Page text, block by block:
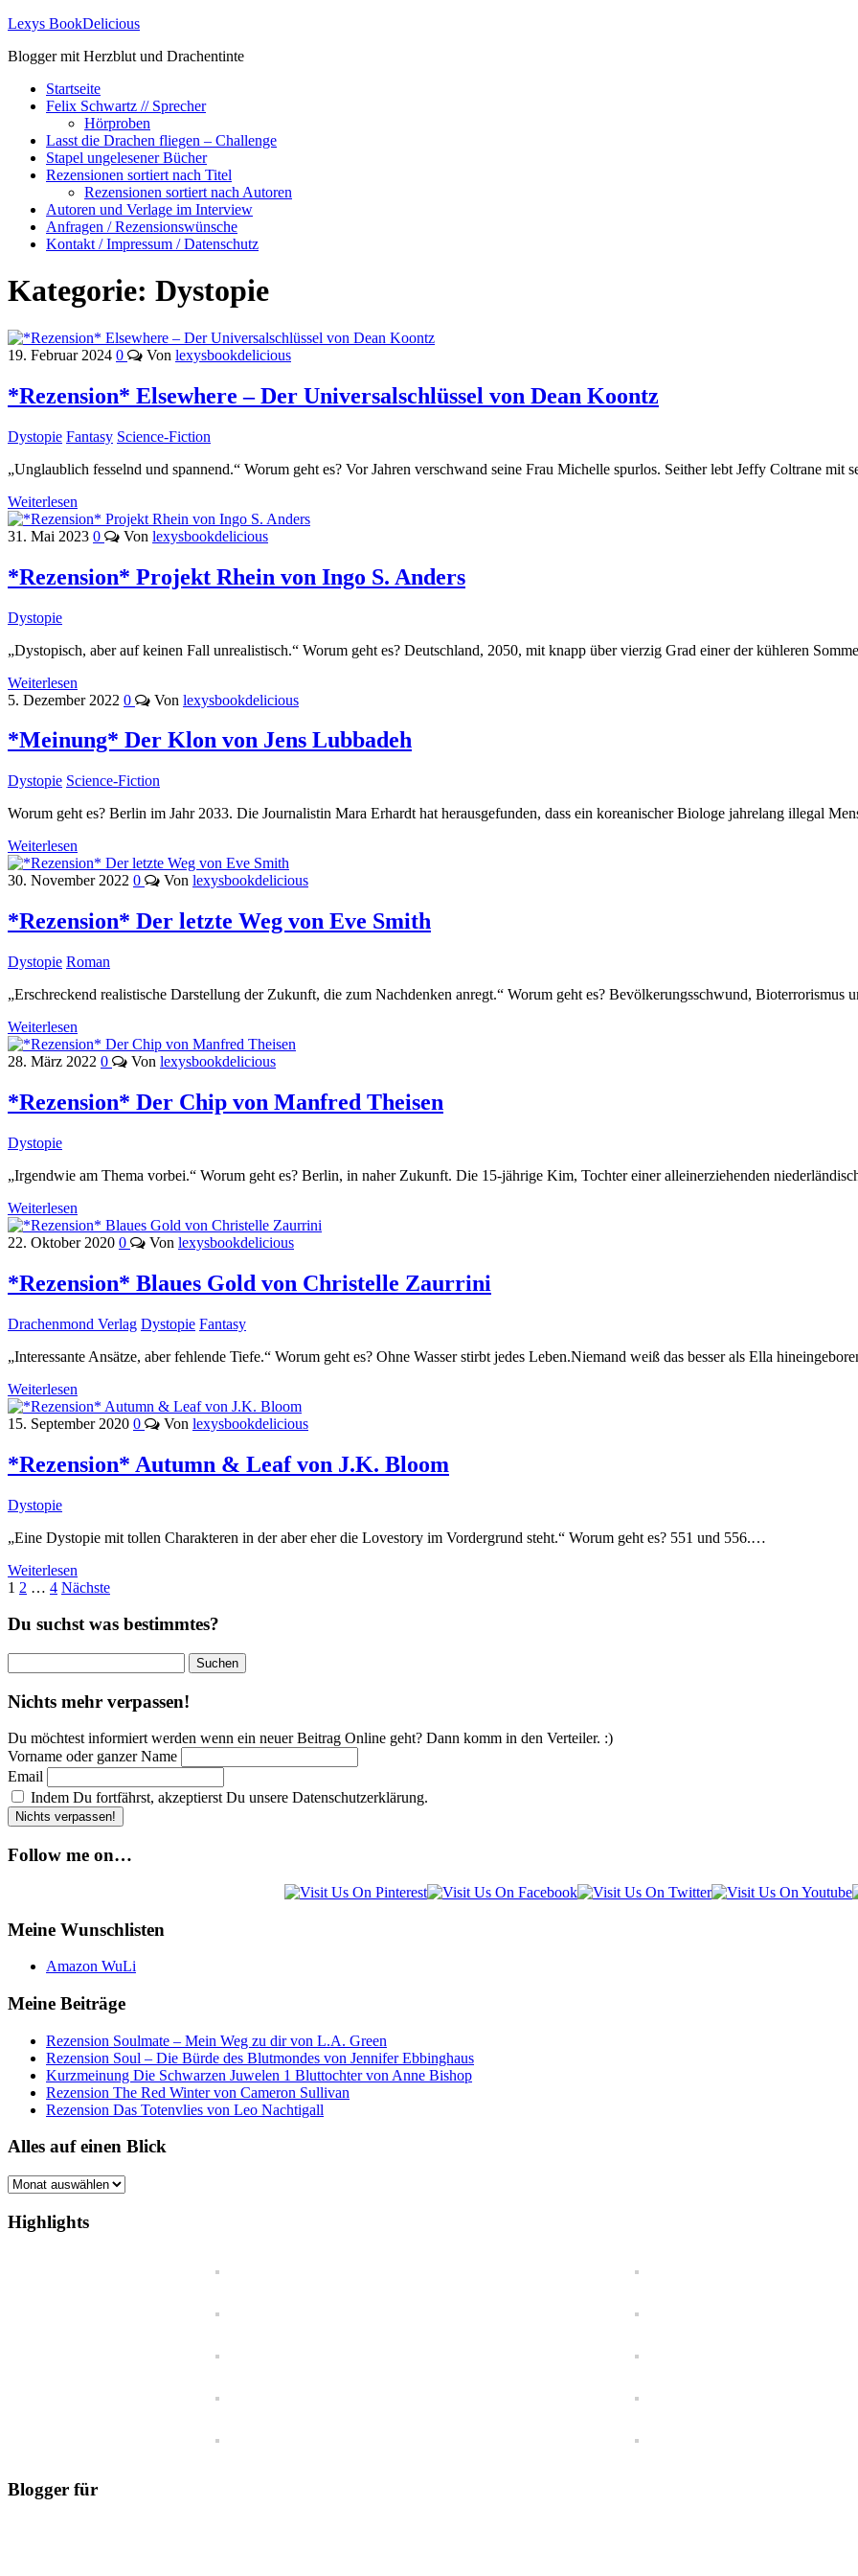
Lexys BookDelicious
Blogger mit Herzblut und Drachentinte
Startseite
Felix Schwartz // Sprecher
Hörproben
Lasst die Drachen fliegen – Challenge
Stapel ungelesener Bücher
Rezensionen sortiert nach Titel
Rezensionen sortiert nach Autoren
Autoren und Verlage im Interview
Anfragen / Rezensionswünsche
Kontakt / Impressum / Datenschutz
Kategorie: Dystopie
19. Februar 2024 0 Von lexysbookdelicious
*Rezension* Elsewhere – Der Universalschlüssel von Dean Koontz
Dystopie Fantasy Science-Fiction
„Unglaublich fesselnd und spannend.“ Worum geht es? Vor Jahren verschwand seine Frau Michelle spurlos. Seither lebt Jeffy Coltrane mit
Weiterlesen
31. Mai 2023 0 Von lexysbookdelicious
*Rezension* Projekt Rhein von Ingo S. Anders
Dystopie
„Dystopisch, aber auf keinen Fall unrealistisch.“ Worum geht es? Deutschland, 2050, mit knapp über vierzig Grad einer der kühleren
Weiterlesen
5. Dezember 2022 0 Von lexysbookdelicious
*Meinung* Der Klon von Jens Lubbadeh
Dystopie Science-Fiction
Worum geht es? Berlin im Jahr 2033. Die Journalistin Mara Erhardt hat herausgefunden, dass ein koreanischer Biologe jahrelang illegal
Weiterlesen
30. November 2022 0 Von lexysbookdelicious
*Rezension* Der letzte Weg von Eve Smith
Dystopie Roman
„Erschreckend realistische Darstellung der Zukunft, die zum Nachdenken anregt.“ Worum geht es? Bevölkerungsschwund,
Weiterlesen
28. März 2022 0 Von lexysbookdelicious
*Rezension* Der Chip von Manfred Theisen
Dystopie
„Irgendwie am Thema vorbei.“ Worum geht es? Berlin, in naher Zukunft. Die 15-jährige Kim, Tochter einer alleinerziehenden
Weiterlesen
22. Oktober 2020 0 Von lexysbookdelicious
*Rezension* Blaues Gold von Christelle Zaurrini
Drachenmond Verlag Dystopie Fantasy
„Interessante Ansätze, aber fehlende Tiefe.“ Worum geht es? Ohne Wasser stirbt jedes Leben.Niemand weiß das besser als Ella
Weiterlesen
15. September 2020 0 Von lexysbookdelicious
*Rezension* Autumn & Leaf von J.K. Bloom
Dystopie
„Eine Dystopie mit tollen Charakteren in der aber eher die Lovestory im Vordergrund steht.“ Worum geht es? 551 und 556.…
Weiterlesen
Seitennummerierung
der
1 2 … 4 Nächste
Du suchst was bestimmtes?
nach:
Nichts mehr verpassen!
Du möchtest informiert werden wenn ein neuer Beitrag Online geht? Dann komm in den Verteiler. :)
Vorname oder ganzer Name
Email
Indem Du fortfährst, akzeptierst Du unsere Datenschutzerklärung.
Follow me on…
Meine Wunschlisten
Amazon WuLi
Meine Beiträge
Rezension Soulmate – Mein Weg zu dir von L.A. Green
Rezension Soul – Die Bürde des Blutmondes von Jennifer Ebbinghaus
Kurzmeinung Die Schwarzen Juwelen 1 Bluttochter von Anne Bishop
Rezension The Red Winter von Cameron Sullivan
Rezension Das Totenvlies von Leo Nachtigall
Alles auf einen Blick
Alles
einen
Blick
Highlights
Blogger für